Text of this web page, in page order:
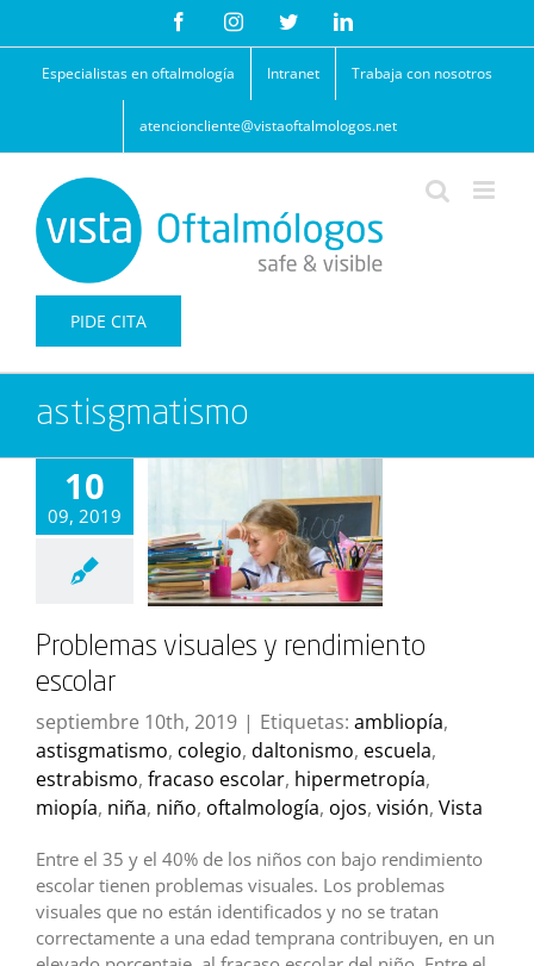
contenido
FacebookInstagramTwitterLinkedIn
Especialistas en oftalmología Intranet Trabaja con nosotros
atencioncliente@vistaoftalmologos.net
PIDE CITA
astisgmatismo
10
09, 2019
Problemas visuales y rendimiento
escolar
septiembre 10th, 2019 | Etiquetas: ambliopía,
astisgmatismo, colegio, daltonismo, escuela,
estrabismo, fracaso escolar, hipermetropía,
miopía, niña, niño, oftalmología, ojos, visión, Vista
Entre el 35 y el 40% de los niños con bajo rendimiento
escolar tienen problemas visuales. Los problemas
visuales que no están identificados y no se tratan
correctamente a una edad temprana contribuyen, en un